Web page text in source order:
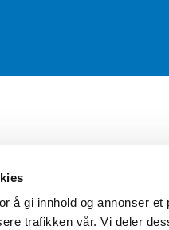
å gi innhold og annonser
trafikken vår. Vi deler